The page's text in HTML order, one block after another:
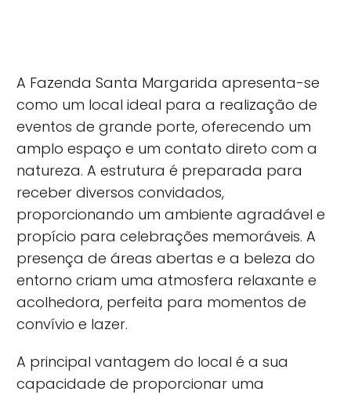
A Fazenda Santa Margarida apresenta-se
como um local ideal para a realização de
eventos de grande porte, oferecendo um
amplo espaço e um contato direto com a
natureza. A estrutura é preparada para
receber diversos convidados,
proporcionando um ambiente agradável e
propício para celebrações memoráveis. A
presença de áreas abertas e a beleza do
entorno criam uma atmosfera relaxante e
acolhedora, perfeita para momentos de
convívio e lazer.
A principal vantagem do local é a sua
capacidade de proporcionar uma